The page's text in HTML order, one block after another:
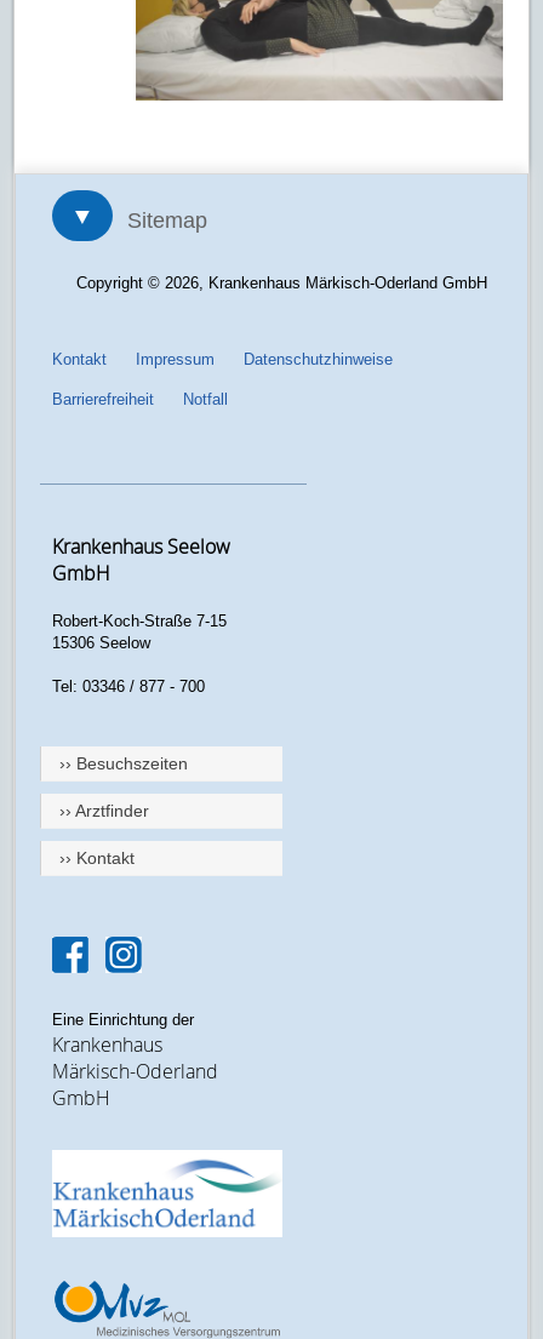
▼ Sitemap
Copyright © 2026, Krankenhaus Märkisch-Oderland GmbH
Kontakt Impressum Datenschutzhinweise
Barrierefreiheit Notfall
Krankenhaus Seelow
GmbH
Robert-Koch-Straße 7-15
15306 Seelow
Tel: 03346 / 877 - 700
›› Besuchszeiten
›› Arztfinder
›› Kontakt
Eine Einrichtung der
Krankenhaus
Märkisch-Oderland
GmbH